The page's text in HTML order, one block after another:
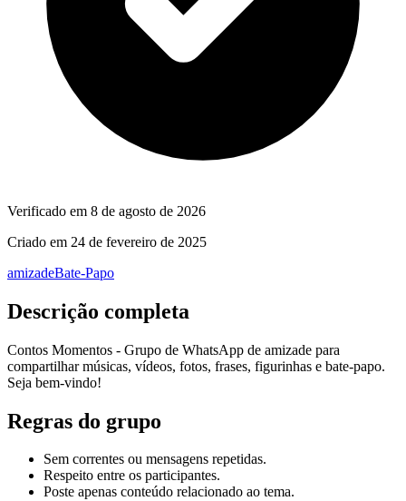
Verificado em 8 de agosto de 2026
Criado em 24 de fevereiro de 2025
amizadeBate-Papo
Descrição completa
Contos Momentos - Grupo de WhatsApp de amizade para
compartilhar músicas, vídeos, fotos, frases, figurinhas e bate‑papo.
Seja bem‑vindo!
Regras do grupo
Sem correntes ou mensagens repetidas.
Respeito entre os participantes.
Poste apenas conteúdo relacionado ao tema.